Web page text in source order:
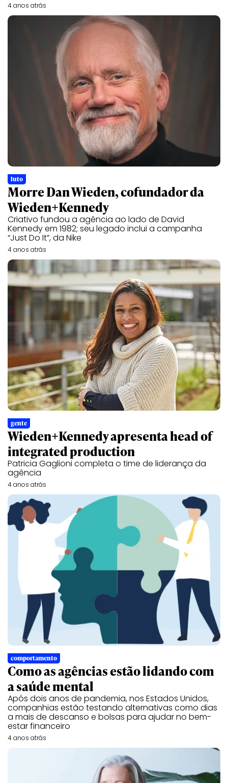
4 anos atrás
luto
Morre Dan Wieden, cofundador da
Wieden+Kennedy
Criativo fundou a agência ao lado de David
Kennedy em 1982; seu legado inclui a campanha
“Just Do It”, da Nike
4 anos atrás
gente
Wieden+Kennedy apresenta head of
integrated production
Patricia Gaglioni completa o time de liderança da
agência
4 anos atrás
comportamento
Como as agências estão lidando com
a saúde mental
Após dois anos de pandemia, nos Estados Unidos,
companhias estão testando alternativas como dias
a mais de descanso e bolsas para ajudar no bem-
estar financeiro
4 anos atrás